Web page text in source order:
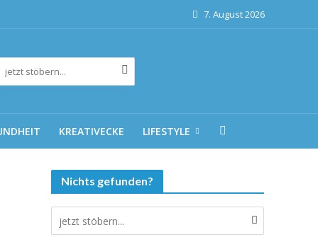
7. August 2026
KREATIVECKE LIFESTYLE
Nichts gefunden?